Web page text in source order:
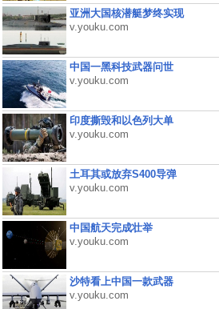
亚洲大国核潜艇梦终实现
v.youku.com
中国一黑科技武器问世
v.youku.com
印度撕毁和以色列大单
v.youku.com
土耳其或放弃S400导弹
v.youku.com
中国航天完成壮举
v.youku.com
沙特看上中国一款武器
v.youku.com